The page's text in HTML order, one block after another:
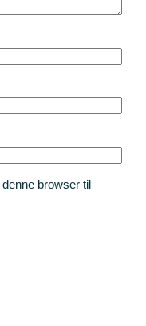
browser til